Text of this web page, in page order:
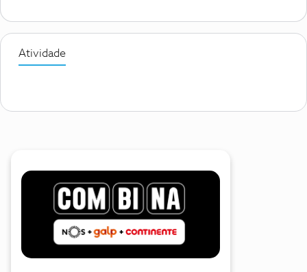
Atividade